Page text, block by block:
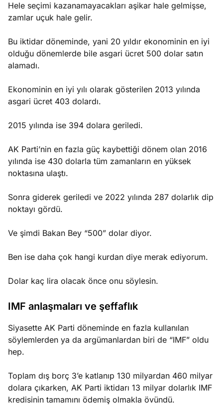
Hele seçimi kazanamayacakları aşikar hale gelmişse,
zamlar uçuk hale gelir.
Bu iktidar döneminde, yani 20 yıldır ekonominin en iyi
olduğu dönemlerde bile asgari ücret 500 dolar satın
alamadı.
Ekonominin en iyi yılı olarak gösterilen 2013 yılında
asgari ücret 403 dolardı.
2015 yılında ise 394 dolara geriledi.
AK Parti’nin en fazla güç kaybettiği dönem olan 2016
yılında ise 430 dolarla tüm zamanların en yüksek
noktasına ulaştı.
Sonra giderek geriledi ve 2022 yılında 287 dolarlık dip
noktayı gördü.
Ve şimdi Bakan Bey “500” dolar diyor.
Ben ise daha çok hangi kurdan diye merak ediyorum.
Dolar kaç lira olacak önce onu söylesin.
IMF anlaşmaları ve şeffaflık
Siyasette AK Parti döneminde en fazla kullanılan
söylemlerden ya da argümanlardan biri de “IMF” oldu
hep.
Toplam dış borç 3’e katlanıp 130 milyardan 460 milyar
dolara çıkarken, AK Parti iktidarı 13 milyar dolarlık IMF
kredisinin tamamını ödemiş olmakla övündü.